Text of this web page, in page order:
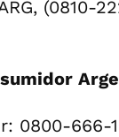
(0810-
0800-666-